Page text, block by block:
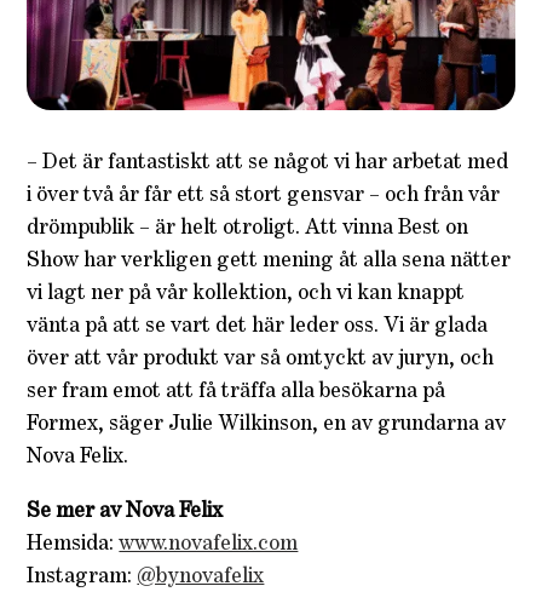
– Det är fantastiskt att se något vi har arbetat med
i över två år får ett så stort gensvar – och från vår
drömpublik – är helt otroligt. Att vinna Best on
Show har verkligen gett mening åt alla sena nätter
vi lagt ner på vår kollektion, och vi kan knappt
vänta på att se vart det här leder oss. Vi är glada
över att vår produkt var så omtyckt av juryn, och
ser fram emot att få träffa alla besökarna på
Formex, säger Julie Wilkinson, en av grundarna av
Nova Felix.
Se mer av Nova Felix
Hemsida:www.novafelix.com
Instagram: @bynovafelix